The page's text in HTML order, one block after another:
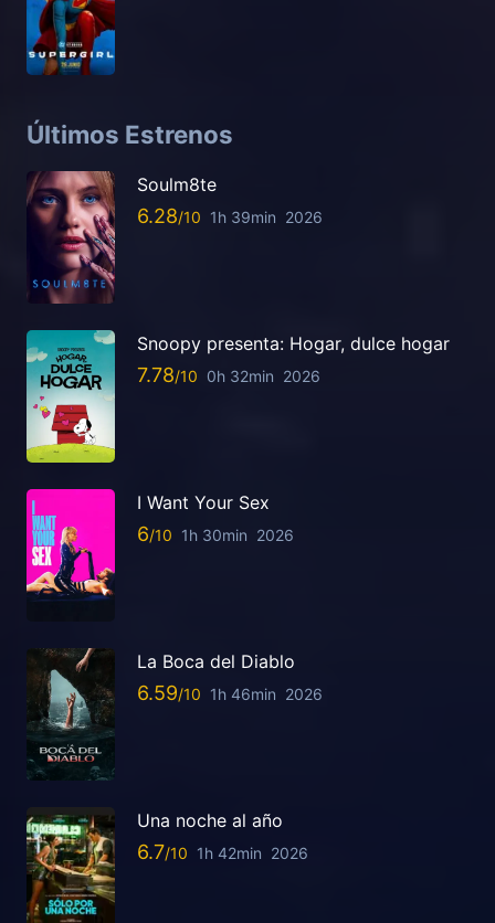
Últimos Estrenos
Soulm8te
6.28 1h 39min 2026
Snoopy presenta: Hogar, dulce hogar
7.78 0h 32min 2026
I Want Your Sex
6 1h 30min 2026
La Boca del Diablo
6.59 1h 46min 2026
Una noche al año
6.7 1h 42min 2026